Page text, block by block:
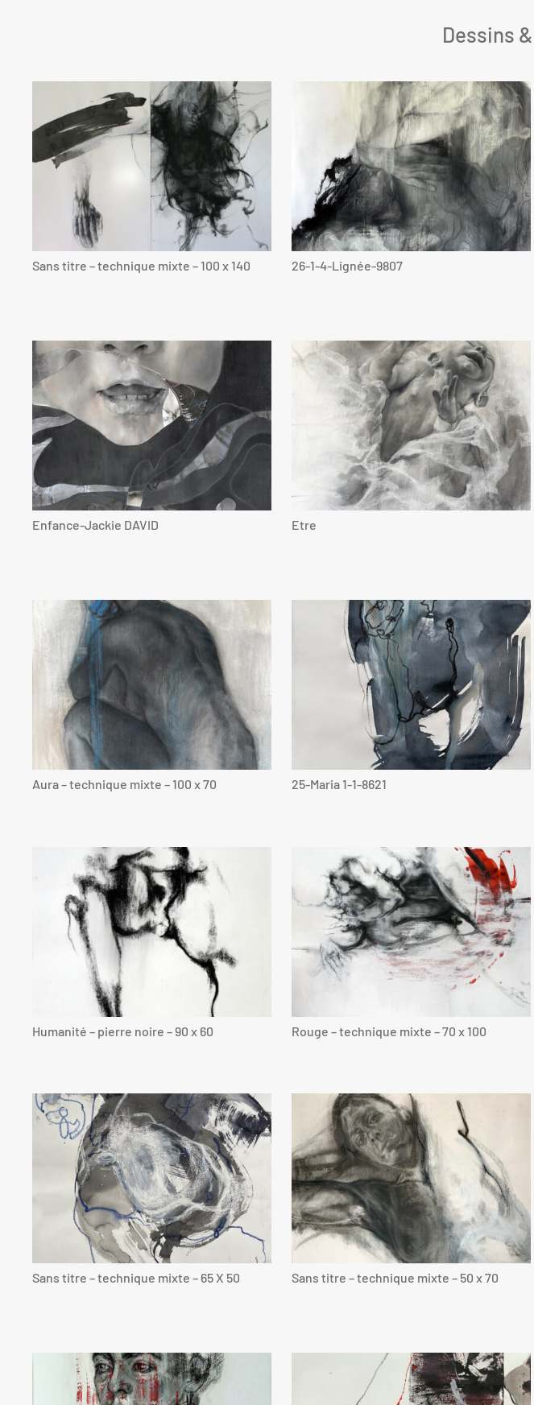
Dessins
Sans titre – technique mixte – 100 x 140 26-1-4-Lignée-9807
Enfance-Jackie DAVID Etre
Aura – technique mixte – 100 x 70 25-Maria 1-1-8621
Humanité – pierre noire – 90 x 60 Rouge – technique mixte – 70 x 100
Sans titre – technique mixte – 65 X 50 Sans titre – technique mixte – 50 x 70